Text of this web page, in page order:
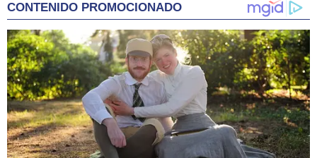
CONTENIDO PROMOCIONADO